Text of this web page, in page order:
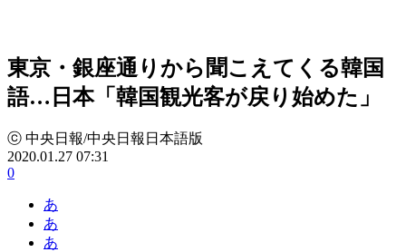
東京・銀座通りから聞こえてくる韓国
語…日本「韓国観光客が戻り始めた」
ⓒ 中央日報/中央日報日本語版
2020.01.27 07:31
0
あ
あ
あ